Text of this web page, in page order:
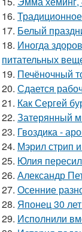
16.
17. Белый
18. Иногда
питательных
19. Печёночный
20. Сдается
21. Как Сергей
22. Затерянный
23. Гвоздика -
24. Мэрил стрип
25. Юлия
26. Александр
27. Осенние
28. Японец 30
29. Исполнили